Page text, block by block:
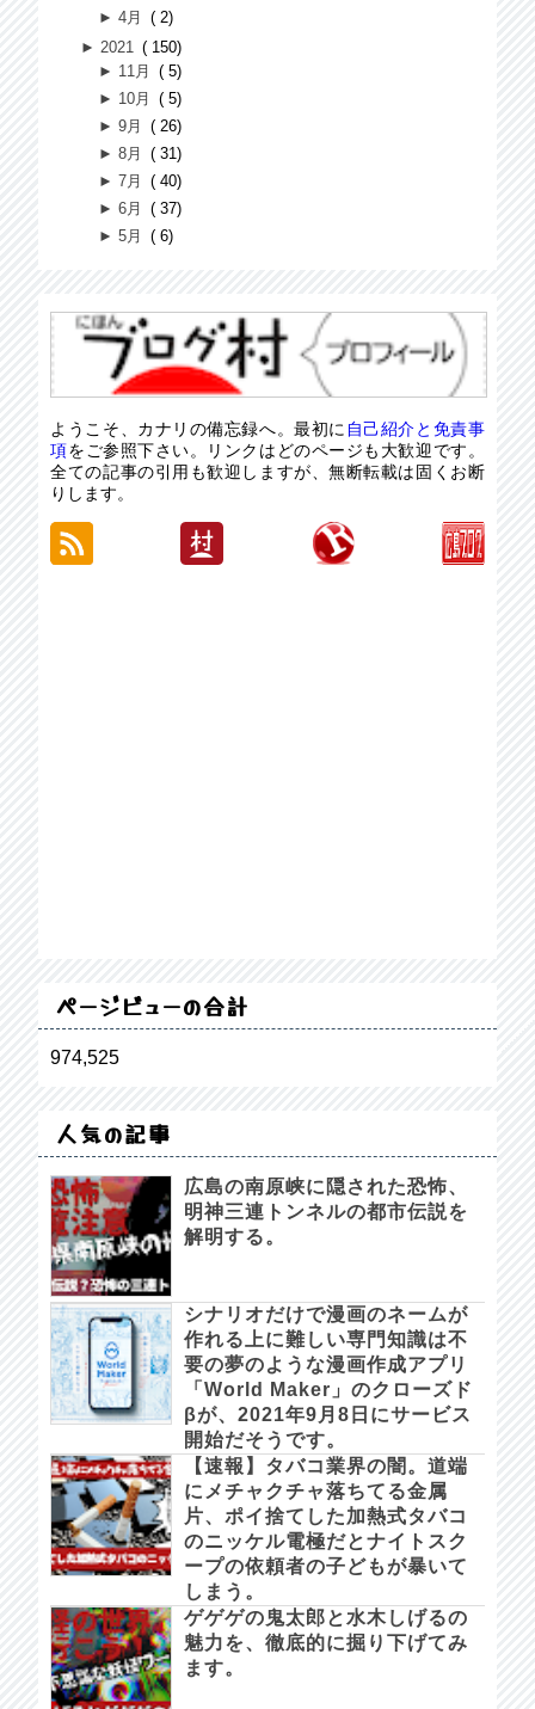
►4月
2
►2021
150
► 11月
5
► 10月
5
►9月
26
►8月
31
►7月
40
►6月
37
►5月 6
ようこそ、カナリの備忘録へ。最初に 自己紹介と免責事
項をご参照下さい。リンクはどのページも大歓迎です。
全ての記事の引用も歓迎しますが、無断転載は固くお断
りします。
ページビューの合計
974,525
人気の記事
広島の南原峡に隠された恐怖、
明神三連トンネルの都市伝説を
解明する。
シナリオだけで漫画のネームが
作れる上に難しい専門知識は不
要の夢のような漫画作成アプリ
「World Maker」のクローズド
βが、2021年9月8日にサービス
開始だそうです。
【速報】タバコ業界の闇。道端
にメチャクチャ落ちてる金属
片、ポイ捨てした加熱式タバコ
のニッケル電極だとナイトスク
ープの依頼者の子どもが暴いて
しまう。
ゲゲゲの鬼太郎と水木しげるの
魅力を、徹底的に掘り下げてみ
ます。